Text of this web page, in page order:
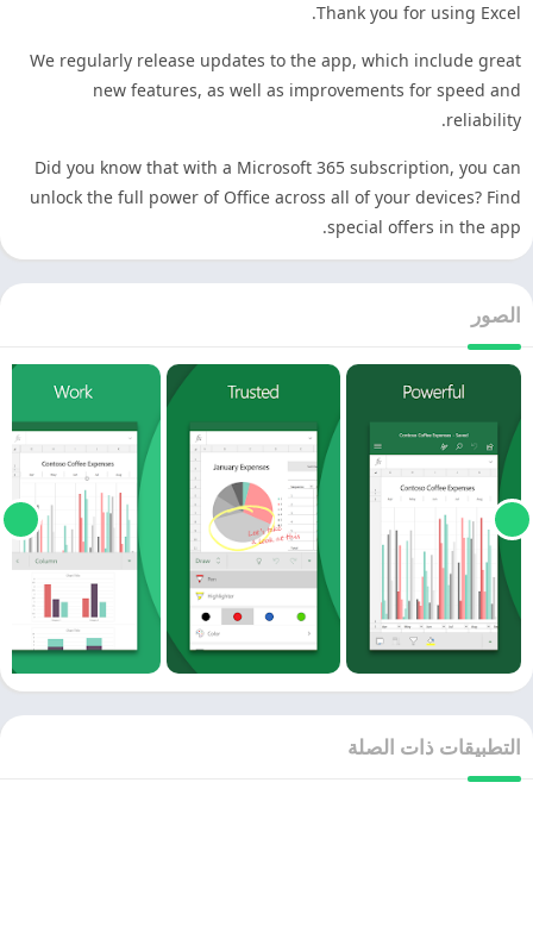
Thank you for using Excel.
We regularly release updates to the app, which include great
new features, as well as improvements for speed and
reliability.
Did you know that with a Microsoft 365 subscription, you can
unlock the full power of Office across all of your devices? Find
special offers in the app.
الصور
التطبيقات ذات الصلة